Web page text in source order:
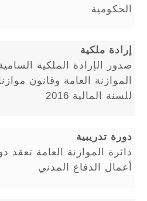
الحكومية
إرادة ملكية
صدور الإرادة الملكية
الموازنة العامة وقانون
للسنة المالية 2016
دورة تدريبية
دائرة الموازنة العامة تعقد
أعمال الدفاع المدني